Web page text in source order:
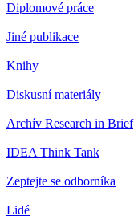
Diplomové práce
Jiné publikace
Knihy
Diskusní materiály
Archív Research in Brief
IDEA Think Tank
Zeptejte se odborníka
Lidé